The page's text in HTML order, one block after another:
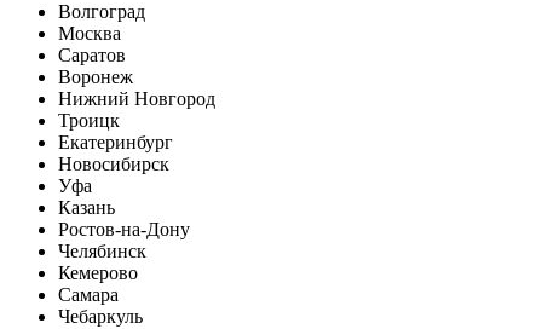
Волгоград
Москва
Саратов
Воронеж
Нижний Новгород
Троицк
Екатеринбург
Новосибирск
Уфа
Казань
Ростов-на-Дону
Челябинск
Кемерово
Самара
Чебаркуль